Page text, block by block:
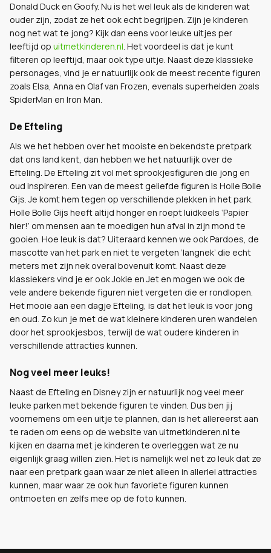
Donald Duck en Goofy. Nu is het wel leuk als de kinderen wat
ouder zijn, zodat ze het ook echt begrijpen. Zijn je kinderen
nog net wat te jong? Kijk dan eens voor leuke uitjes per
leeftijd op uitmetkinderen.nl. Het voordeel is dat je kunt
filteren op leeftijd, maar ook type uitje. Naast deze klassieke
personages, vind je er natuurlijk ook de meest recente figuren
zoals Elsa, Anna en Olaf van Frozen, evenals superhelden zoals
SpiderMan en Iron Man.
De Efteling
Als we het hebben over het mooiste en bekendste pretpark
dat ons land kent, dan hebben we het natuurlijk over de
Efteling. De Efteling zit vol met sprookjesfiguren die jong en
oud inspireren. Een van de meest geliefde figuren is Holle Bolle
Gijs. Je komt hem tegen op verschillende plekken in het park.
Holle Bolle Gijs heeft altijd honger en roept luidkeels ‘Papier
hier!’ om mensen aan te moedigen hun afval in zijn mond te
gooien. Hoe leuk is dat? Uiteraard kennen we ook Pardoes, de
mascotte van het park en niet te vergeten ‘langnek’ die echt
meters met zijn nek overal bovenuit komt. Naast deze
klassiekers vind je er ook Jokie en Jet en mogen we ook de
vele andere bekende figuren niet vergeten die er rondlopen.
Het mooie aan een dagje Efteling, is dat het leuk is voor jong
en oud. Zo kun je met de wat kleinere kinderen uren wandelen
door het sprookjesbos, terwijl de wat oudere kinderen in
verschillende attracties kunnen.
Nog veel meer leuks!
Naast de Efteling en Disney zijn er natuurlijk nog veel meer
leuke parken met bekende figuren te vinden. Dus ben jij
voornemens om een uitje te plannen, dan is het allereerst aan
te raden om eens op de website van uitmetkinderen.nl te
kijken en daarna met je kinderen te overleggen wat ze nu
eigenlijk graag willen zien. Het is namelijk wel net zo leuk dat ze
naar een pretpark gaan waar ze niet alleen in allerlei attracties
kunnen, maar waar ze ook hun favoriete figuren kunnen
ontmoeten en zelfs mee op de foto kunnen.